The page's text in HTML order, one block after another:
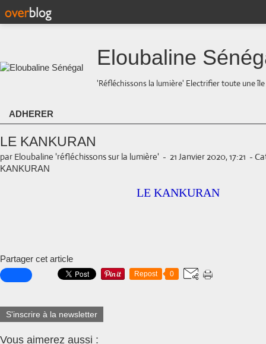
Eloubaline
'Réfléchissons la lumière' Electrifier toute une
ADHERER
LE KANKURAN
par Eloubaline 'réfléchissons sur la lumière' - 21 Janvier 2020, 17:21 -
KANKURAN
LE KANKURAN
Partager cet article
Repost 0
S'inscrire à la newsletter
Vous aimerez aussi :